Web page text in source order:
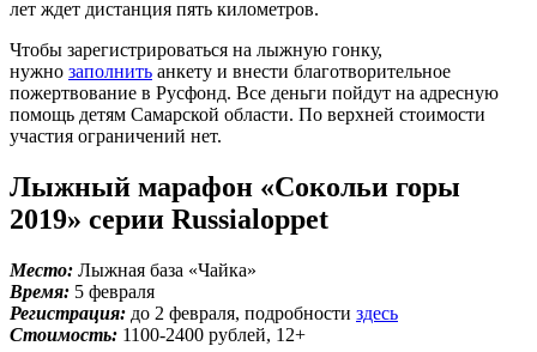
лет ждет дистанция пять километров.
Чтобы зарегистрироваться на лыжную гонку,
нужно заполнить анкету и внести благотворительное
пожертвование в Русфонд. Все деньги пойдут на адресную
помощь детям Самарской области. По верхней стоимости
участия ограничений нет.
Лыжный марафон «Сокольи горы
2019» серии Russialoppet
Место: Лыжная база «Чайка»
Время: 5 февраля
Регистрация: до 2 февраля, подробности здесь
Стоимость: 1100-2400 рублей, 12+